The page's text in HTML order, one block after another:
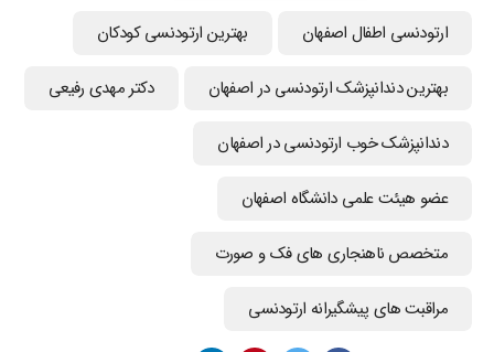
ارتودنسي اطفال اصفهان بهترین ارتودنسی کودکان
بهترین دندانپزشک ارتودنسی در اصفهان دکتر مهدی رفیعی
دندانپزشک خوب ارتودنسی در اصفهان
عضو هیئت علمی دانشگاه اصفهان
متخصص ناهنجاری های فک و صورت
مراقبت های پیشگیرانه ارتودنسی